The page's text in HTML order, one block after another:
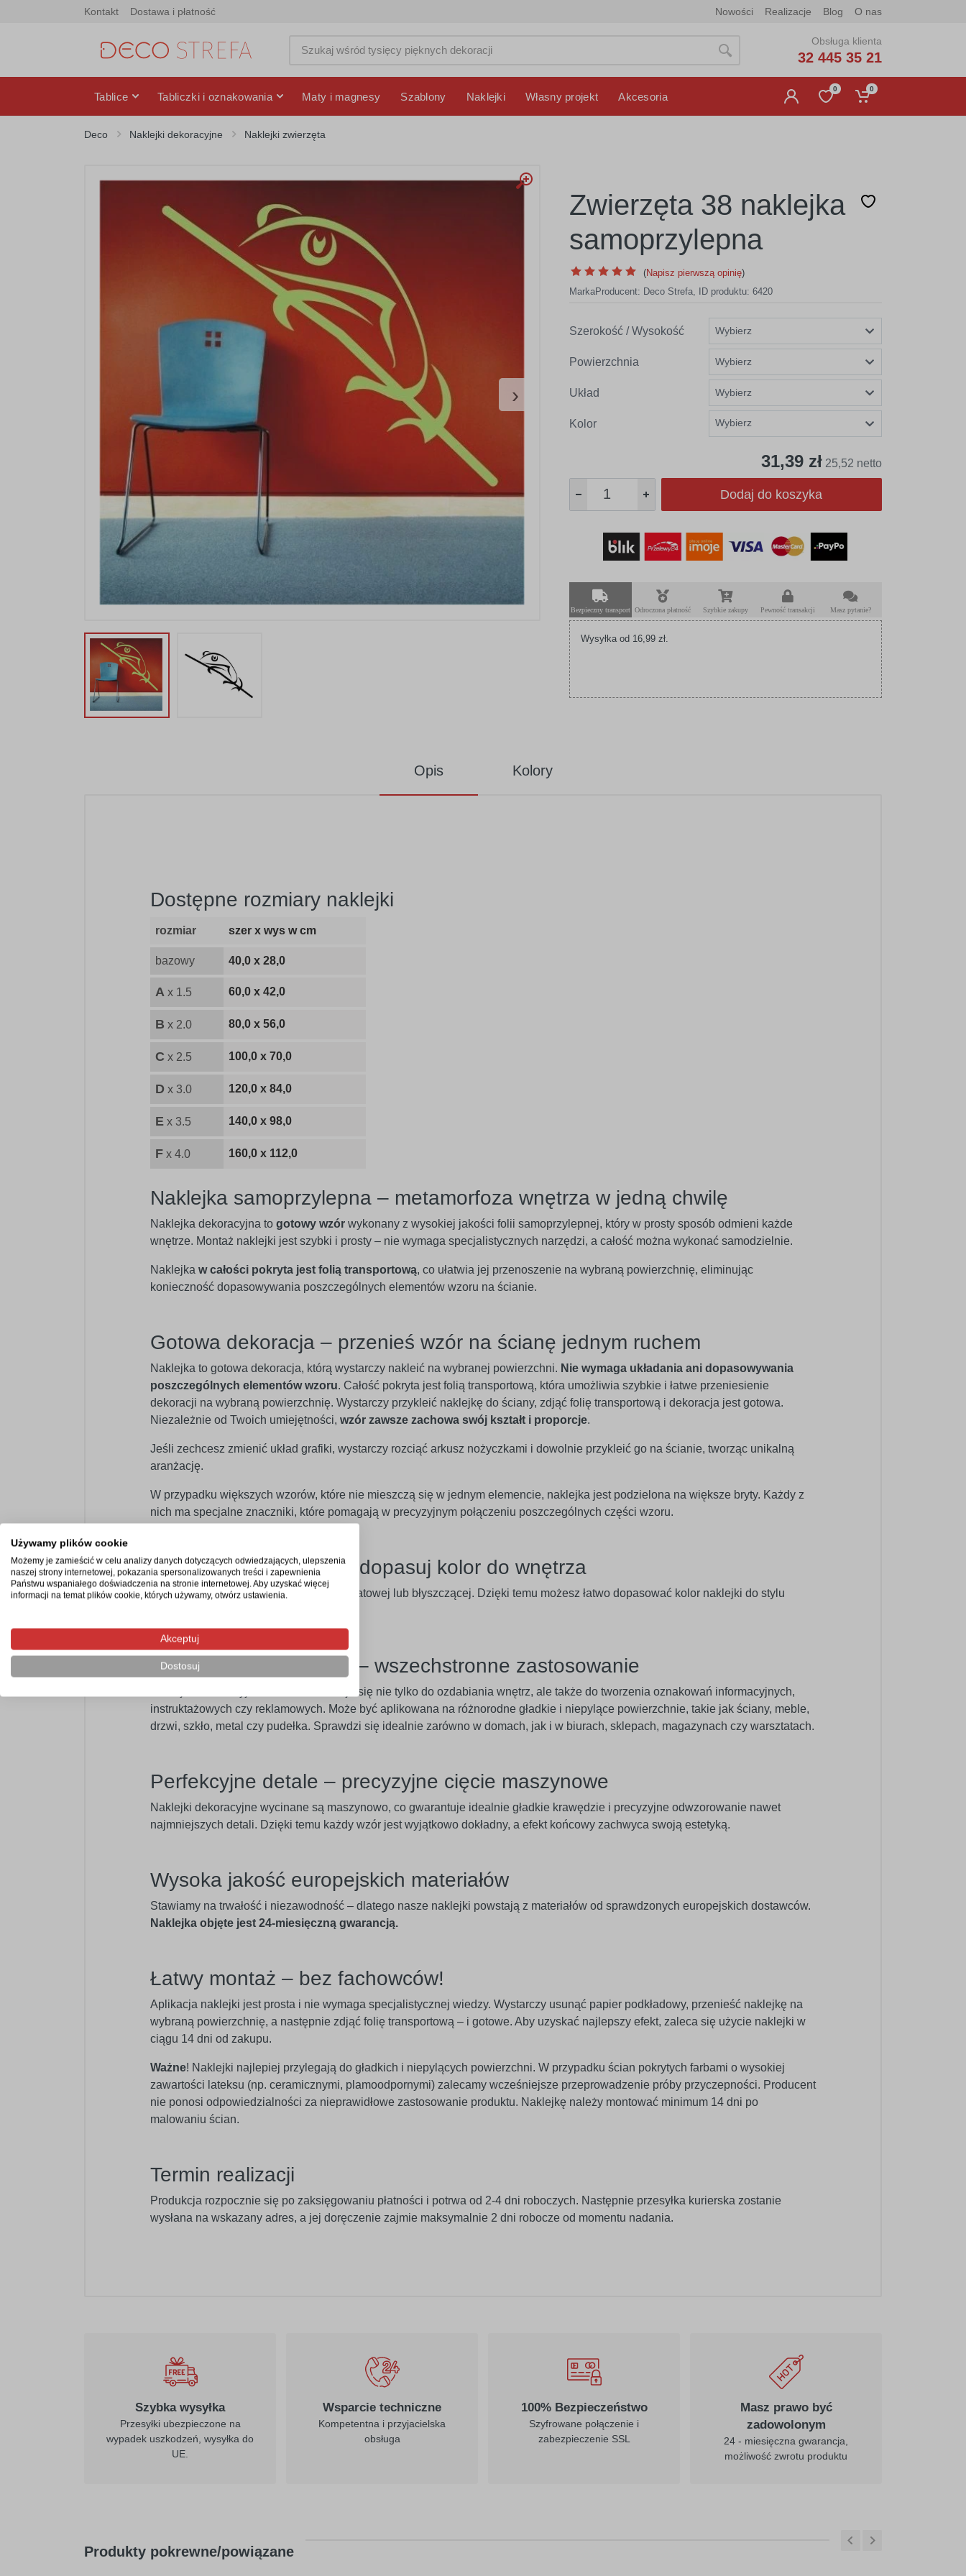
Kontakt Dostawa i płatność Nowości Realizacje Blog O nas
Obsługa klienta
32 445 35 21
Tablice Tabliczki i oznakowania Maty i magnesy Szablony Naklejki Własny projekt Akcesoria
0 0
Deco Naklejki dekoracyjne Naklejki zwierzęta
›
Zwierzęta 38 naklejka
samoprzylepna
(Napisz pierwszą opinię)
MarkaProducent: Deco Strefa, ID produktu: 6420
Szerokość / Wysokość
Powierzchnia
Układ
Kolor Wybierz
31,39 zł 25,52 netto
Dodaj do koszyka
Bezpieczny transport Odroczona płatność Szybkie zakupy Pewność transakcji Masz pytanie?
Wysyłka od 16,99 zł.
Opis Kolory
Dostępne rozmiary naklejki
rozmiar szer x wys w cm
bazowy 40,0 x 28,0
A x 1.5 60,0 x 42,0
B x 2.0 80,0 x 56,0
C x 2.5 100,0 x 70,0
D x 3.0 120,0 x 84,0
E x 3.5 140,0 x 98,0
F x 4.0 160,0 x 112,0
Naklejka samoprzylepna – metamorfoza wnętrza w jedną chwilę
Naklejka dekoracyjna to gotowy wzór wykonany z wysokiej jakości folii samoprzylepnej, który w prosty sposób odmieni każde
wnętrze. Montaż naklejki jest szybki i prosty – nie wymaga specjalistycznych narzędzi, a całość można wykonać samodzielnie.
Naklejka w całości pokryta jest folią transportową, co ułatwia jej przenoszenie na wybraną powierzchnię, eliminując
konieczność dopasowywania poszczególnych elementów wzoru na ścianie.
Gotowa dekoracja – przenieś wzór na ścianę jednym ruchem
Naklejka to gotowa dekoracja, którą wystarczy nakleić na wybranej powierzchni. Nie wymaga układania ani dopasowywania
poszczególnych elementów wzoru. Całość pokryta jest folią transportową, która umożliwia szybkie i łatwe przeniesienie
dekoracji na wybraną powierzchnię. Wystarczy przykleić naklejkę do ściany, zdjąć folię transportową i dekoracja jest gotowa.
Niezależnie od Twoich umiejętności, wzór zawsze zachowa swój kształt i proporcje.
Jeśli zechcesz zmienić układ grafiki, wystarczy rozciąć arkusz nożyczkami i dowolnie przykleić go na ścianie, tworząc unikalną
aranżację.
W przypadku większych wzorów, które nie mieszczą się w jednym elemencie, naklejka jest podzielona na większe bryty. Każdy z
nich ma specjalne znaczniki, które pomagają w precyzyjnym połączeniu poszczególnych części wzoru.
Szeroka paleta barw – dopasuj kolor do wnętrza
Oferujemy paletę60 kolorów
w wersji matowej lub błyszczącej. Dzięki temu możesz łatwo dopasować kolor naklejki do stylu
Profesjonalny materiał – wszechstronne zastosowanie
Naklejka dekoracyjna doskonale nadaje się nie tylko do ozdabiania wnętrz, ale także do tworzenia oznakowań informacyjnych,
instruktażowych czy reklamowych. Może być aplikowana na różnorodne gładkie i niepylące powierzchnie, takie jak ściany, meble,
drzwi, szkło, metal czy pudełka. Sprawdzi się idealnie zarówno w domach, jak i w biurach, sklepach, magazynach czy warsztatach.
Perfekcyjne detale – precyzyjne cięcie maszynowe
Naklejki dekoracyjne wycinane są maszynowo, co gwarantuje idealnie gładkie krawędzie i precyzyjne odwzorowanie nawet
najmniejszych detali. Dzięki temu każdy wzór jest wyjątkowo dokładny, a efekt końcowy zachwyca swoją estetyką.
Wysoka jakość europejskich materiałów
Stawiamy na trwałość i niezawodność – dlatego nasze naklejki powstają z materiałów od sprawdzonych europejskich dostawców.
Naklejka objęte jest 24-miesięczną gwarancją.
Łatwy montaż – bez fachowców!
Aplikacja naklejki jest prosta i nie wymaga specjalistycznej wiedzy. Wystarczy usunąć papier podkładowy, przenieść naklejkę na
wybraną powierzchnię, a następnie zdjąć folię transportową – i gotowe. Aby uzyskać najlepszy efekt, zaleca się użycie naklejki w
ciągu 14 dni od zakupu.
Ważne! Naklejki najlepiej przylegają do gładkich i niepylących powierzchni. W przypadku ścian pokrytych farbami o wysokiej
zawartości lateksu (np. ceramicznymi, plamoodpornymi) zalecamy wcześniejsze przeprowadzenie próby przyczepności. Producent
nie ponosi odpowiedzialności za nieprawidłowe zastosowanie produktu. Naklejkę należy montować minimum 14 dni po
malowaniu ścian.
Termin realizacji
Produkcja rozpocznie się po zaksięgowaniu płatności i potrwa od 2-4 dni roboczych. Następnie przesyłka kurierska zostanie
wysłana na wskazany adres, a jej doręczenie zajmie maksymalnie 2 dni robocze od momentu nadania.
żółty
jasny żółty
kremowy
cytrynowy
Szybka wysyłka
Przesyłki ubezpieczone na
wypadek uszkodzeń, wysyłka do
UE.
Wsparcie techniczne
Kompetentna i przyjacielska
obsługa
100% Bezpieczeństwo
Szyfrowane połączenie i
zabezpieczenie SSL
Masz prawo być
zadowolonym
24 - miesięczna gwarancja,
możliwość zwrotu produktu
Produkty pokrewne/powiązane
Używamy plików cookie
Możemy je zamieścić w celu analizy danych dotyczących odwiedzających, ulepszenia
naszej strony internetowej, pokazania spersonalizowanych treści i zapewnienia
Państwu wspaniałego doświadczenia na stronie internetowej. Aby uzyskać więcej
informacji na temat plików cookie, których używamy, otwórz ustawienia.
Akceptuj
Dostosuj